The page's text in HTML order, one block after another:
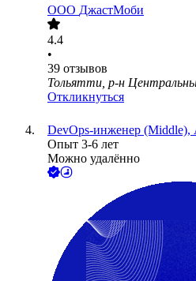
ООО ДжастМоби
4.4
•
39 отзывов
Тольятти, р-н
Откликнуться
DevOps-инженер (Middle),
Опыт 3-6 лет
Можно удалённо